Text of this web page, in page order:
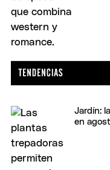
Jardín:
en